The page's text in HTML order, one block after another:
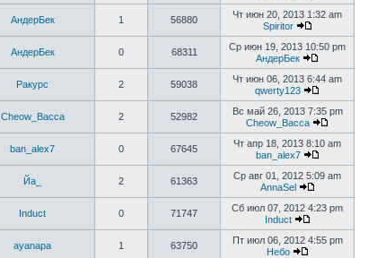
АндерБек 1 56880
Чт июн 20, 2013 1:32 am
Spiritor
АндерБек 0 68311
Ср июн 19, 2013 10:50 pm
АндерБек
Ракурс 2 59038
Чт июн 06, 2013 6:44 am
qwerty123
Cheow_Bacca 2 52982
Вс май 26, 2013 7:35 pm
Cheow_Bacca
ban_alex7 0 67645
Чт апр 18, 2013 8:10 am
ban_alex7
Йа_ 2 61363
Ср авг 01, 2012 5:09 am
AnnaSel
Induct 0 71747
Сб июл 07, 2012 4:23 pm
Induct
ayanapa 1 63750
Пт июл 06, 2012 4:55 pm
Небо